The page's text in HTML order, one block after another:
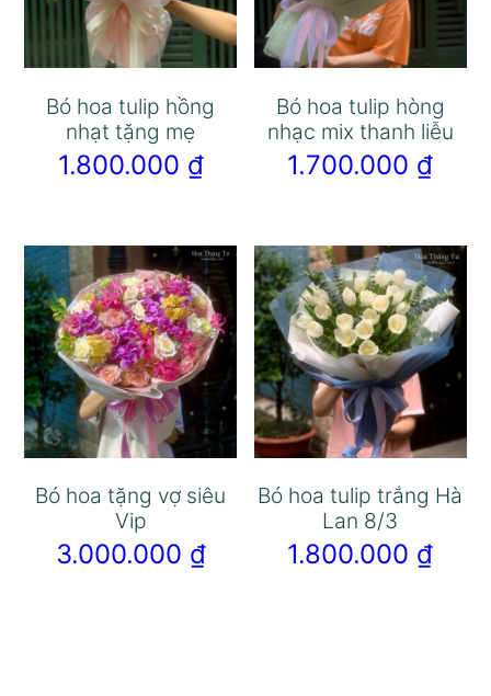
Bó hoa tulip hồng
nhạt tặng mẹ
1.800.000 ₫
Bó hoa tulip hòng
nhạc mix thanh liễu
1.700.000 ₫
Bó hoa tặng vợ siêu
Vip
3.000.000 ₫
Bó hoa tulip trắng Hà
Lan 8/3
1.800.000 ₫